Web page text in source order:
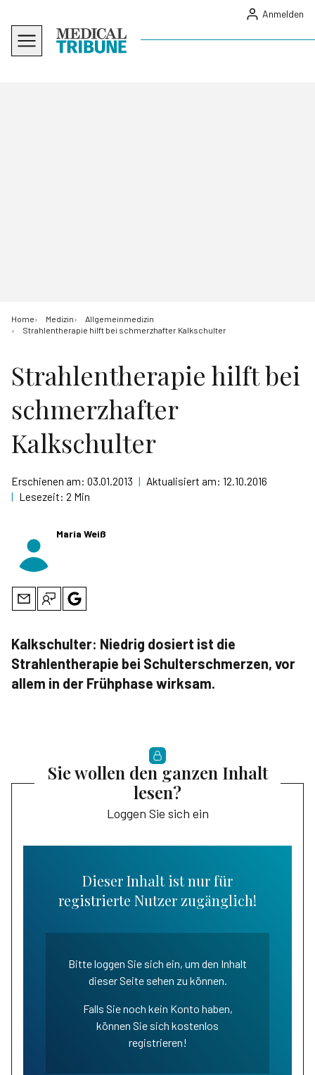
Anmelden
Home Medizin
Allgemeinmedizin
Strahlentherapie hilft bei schmerzhafter Kalkschulter
Strahlentherapie hilft bei
schmerzhafter
Kalkschulter
Erschienen am: 03.01.2013 | Aktualisiert am: 12.10.2016
| Lesezeit: 2 Min
Maria Weiß
Kalkschulter: Niedrig dosiert ist die
Strahlentherapie bei Schulterschmerzen, vor
allem in der Frühphase wirksam.
Sie wollen den ganzen Inhalt
lesen?
Loggen Sie sich ein
Dieser Inhalt ist nur für
registrierte Nutzer zugänglich!
Bitte loggen Sie sich ein, um den Inhalt
dieser Seite sehen zu können.
Falls Sie noch kein Konto haben,
können Sie sich kostenlos
registrieren!